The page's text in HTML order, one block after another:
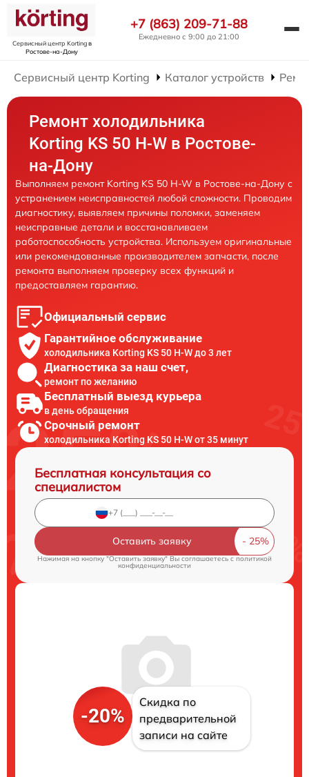
Сервисный центр Kortingв
Ростове-на-Дону
+7 (863) 209-71-88
Ежедневно с 9:00 до 21:00
Сервисный центр Korting Каталог устройств
Ремонт холодильника
Korting KS 50 H-W в Ростове-
на-Дону
Выполняем ремонт Korting KS 50 H-W в Ростове-на-Дону с
устранением неисправностей любой сложности. Проводим
диагностику, выявляем причины поломки, заменяем
неисправные детали и восстанавливаем
работоспособность устройства. Используем оригинальные
или рекомендованные производителем запчасти, после
ремонта выполняем проверку всех функций и
предоставляем гарантию.
Официальный сервис
Гарантийное обслуживание
холодильника Korting KS 50 H-W до 3 лет
Диагностика за наш счет,
ремонт по желанию
Бесплатный выезд курьера
в день обращения
Срочный ремонт
холодильника Korting KS 50 H-W от 35 минут
Бесплатная консультация со
специалистом
Оставить заявку
Нажимая на кнопку "Оставить заявку" Вы соглашаетесь cполитикой
конфиденциальности
-20%
Скидка по
предварительной
записи на сайте